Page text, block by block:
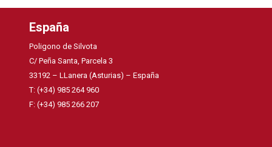
España
Poligono de Silvota
C/ Peña Santa, Parcela 3
33192 – LLanera (Asturias) – España
T: (+34) 985 264 960
F: (+34) 985 266 207